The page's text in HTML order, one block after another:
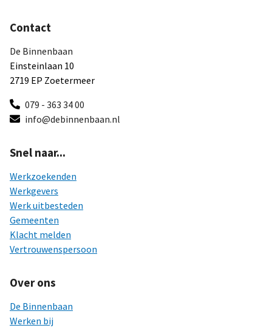
Contact
De Binnenbaan
Einsteinlaan 10
2719 EP Zoetermeer
079 - 363 34 00
info@debinnenbaan.nl
Snel naar...
Werkzoekenden
Werkgevers
Werk uitbesteden
Gemeenten
Klacht melden
Vertrouwenspersoon
Over ons
De Binnenbaan
Werken bij